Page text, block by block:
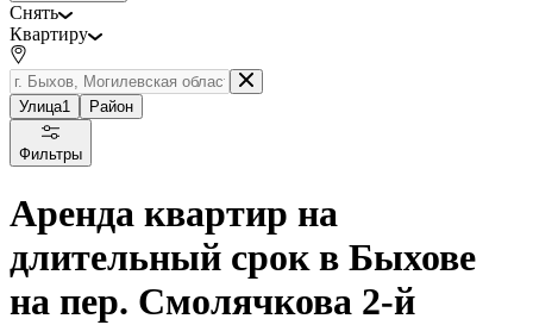
Снять
Квартиру
Улица1 Район
Фильтры
Аренда квартир на
длительный срок в Быхове
на пер. Смолячкова 2-й